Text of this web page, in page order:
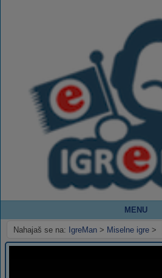
MENU
Nahajaš se na: IgreMan > Miselne igre >